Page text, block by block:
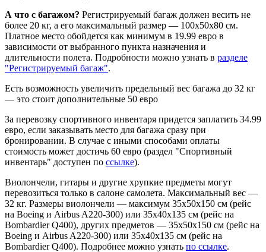
А что с багажом? Регистрируемый багаж должен весить не
более 20 кг, а его максимальный размер — 100х50х80 см.
Платное место обойдется как минимум в 19.99 евро в
зависимости от выбранного пункта назначения и
длительности полета. Подробности можно узнать в разделе
"Регистрируемый багаж".
Есть возможность увеличить предельный вес багажа до 32 кг
— это стоит дополнительные 50 евро
За перевозку спортивного инвентаря придется заплатить 34.99
евро, если заказывать место для багажа сразу при
бронировании. В случае с иными способами оплаты
стоимость может достичь 60 евро (раздел "Спортивный
инвентарь" доступен по ссылке).
Виолончели, гитары и другие хрупкие предметы могут
перевозиться только в салоне самолета. Максимальный вес —
32 кг. Размеры виолончели — максимум 35х50х150 см (рейс
на Boeing и Airbus A220-300) или 35х40х135 см (рейс на
Bombardier Q400), других предметов — 35х50х150 см (рейс на
Boeing и Airbus A220-300) или 35х40х135 см (рейс на
Bombardier Q400). Подробнее можно узнать по ссылке.